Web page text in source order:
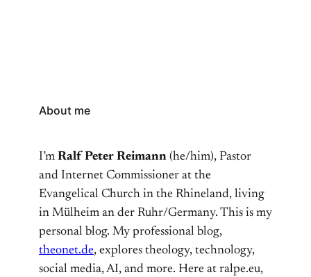
About me
I’m Ralf Peter Reimann (he/him), Pastor
and Internet Commissioner at the
Evangelical Church in the Rhineland, living
in Mülheim an der Ruhr/Germany. This is my
personal blog. My professional blog,
theonet.de, explores theology, technology,
social media, AI, and more. Here at ralpe.eu,